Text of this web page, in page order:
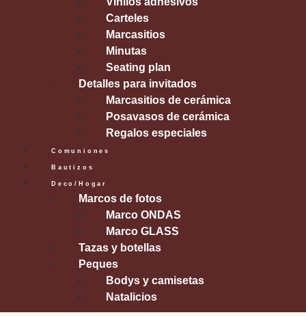
Carteles
Marcasitios
Minutas
Seating plan
Detalles para invitados
Marcasitios de cerámica
Posavasos de cerámica
Regalos especiales
Comuniones
Bautizos
Deco/Hogar
Marcos de fotos
Marco ONDAS
Marco GLASS
Tazas y botellas
Peques
Bodys y camisetas
Natalicios